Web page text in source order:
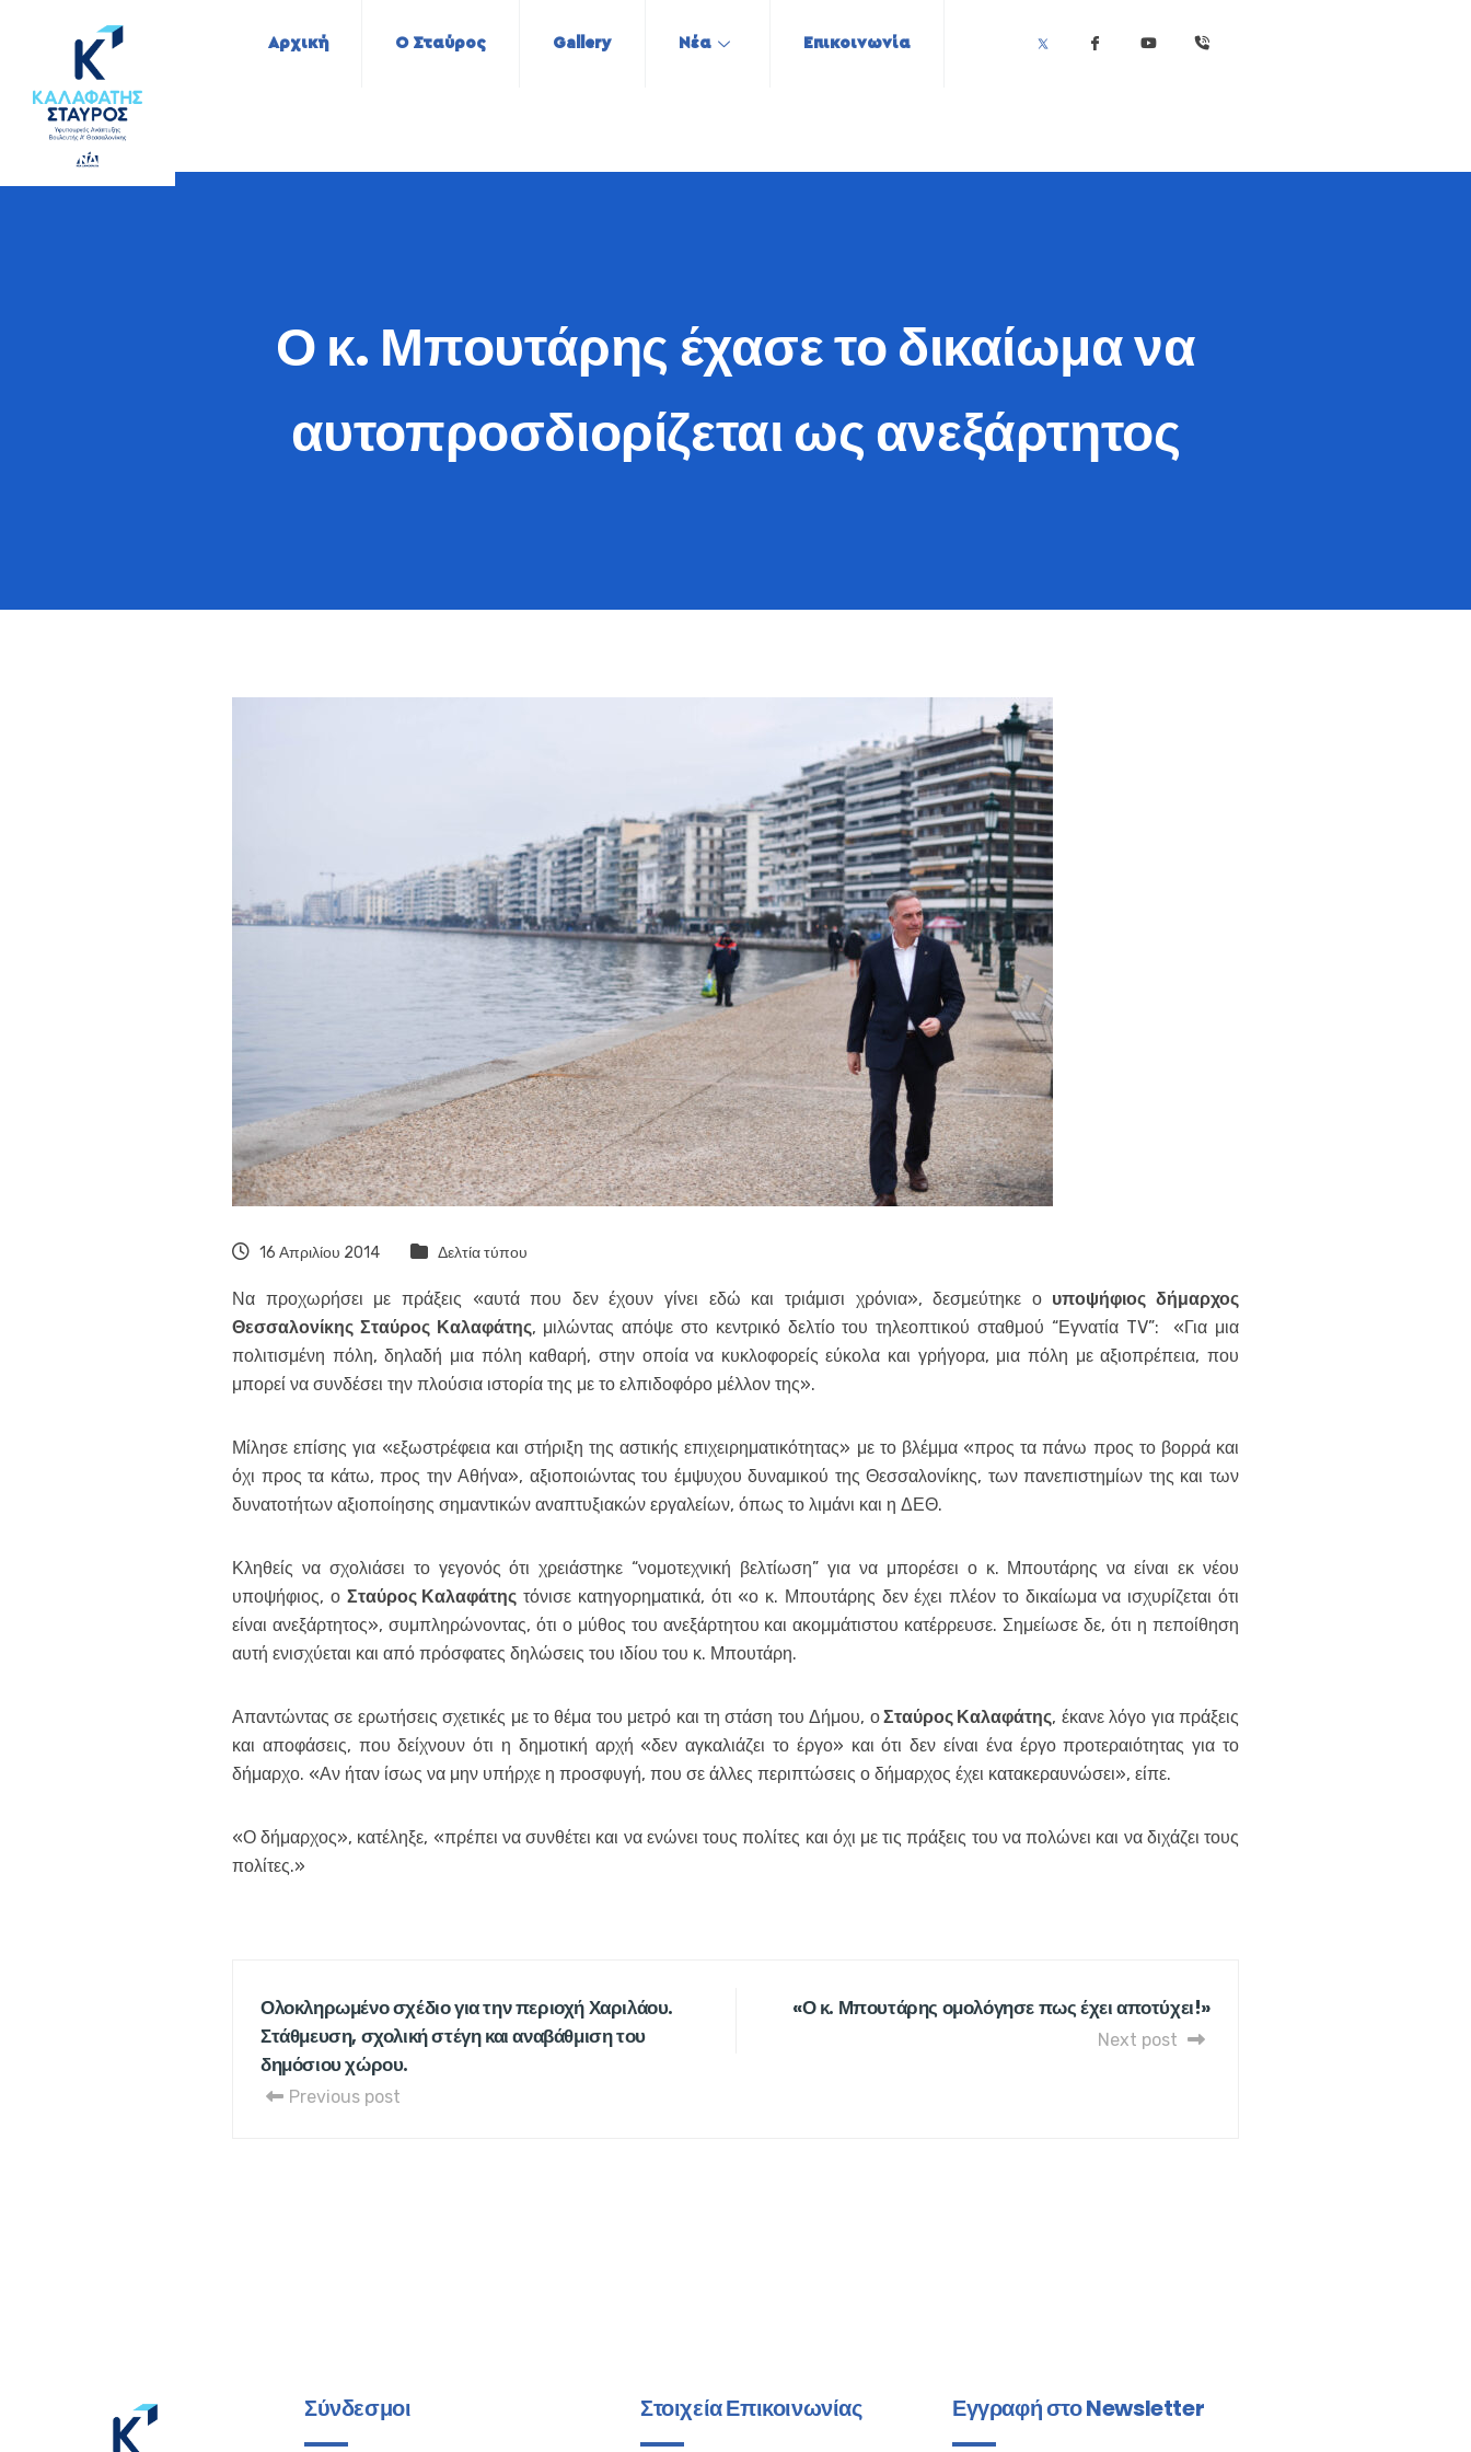
Αρχική Ο Σταύρος Gallery Νέα Επικοινωνία
Ο κ. Μπουτάρης έχασε το δικαίωμα να
αυτοπροσδιορίζεται ως ανεξάρτητος
16 Απριλίου 2014 Δελτία τύπου
Να προχωρήσει με πράξεις «αυτά που δεν έχουν γίνει εδώ και τριάμισι χρόνια», δεσμεύτηκε ο υποψήφιος δήμαρχος
Θεσσαλονίκης Σταύρος Καλαφάτης, μιλώντας απόψε στο κεντρικό δελτίο του τηλεοπτικού σταθμού “Εγνατία TV”: «Για μια
πολιτισμένη πόλη, δηλαδή μια πόλη καθαρή, στην οποία να κυκλοφορείς εύκολα και γρήγορα, μια πόλη με αξιοπρέπεια, που
μπορεί να συνδέσει την πλούσια ιστορία της με το ελπιδοφόρο μέλλον της».
Μίλησε επίσης για «εξωστρέφεια και στήριξη της αστικής επιχειρηματικότητας» με το βλέμμα «προς τα πάνω προς το βορρά και
όχι προς τα κάτω, προς την Αθήνα», αξιοποιώντας του έμψυχου δυναμικού της Θεσσαλονίκης, των πανεπιστημίων της και των
δυνατοτήτων αξιοποίησης σημαντικών αναπτυξιακών εργαλείων, όπως το λιμάνι και η ΔΕΘ.
Κληθείς να σχολιάσει το γεγονός ότι χρειάστηκε “νομοτεχνική βελτίωση” για να μπορέσει ο κ. Μπουτάρης να είναι εκ νέου
υποψήφιος, ο Σταύρος Καλαφάτης τόνισε κατηγορηματικά, ότι «ο κ. Μπουτάρης δεν έχει πλέον το δικαίωμα να ισχυρίζεται ότι
είναι ανεξάρτητος», συμπληρώνοντας, ότι ο μύθος του ανεξάρτητου και ακομμάτιστου κατέρρευσε. Σημείωσε δε, ότι η πεποίθηση
αυτή ενισχύεται και από πρόσφατες δηλώσεις του ιδίου του κ. Μπουτάρη.
Απαντώντας σε ερωτήσεις σχετικές με το θέμα του μετρό και τη στάση του Δήμου, οΣταύρος Καλαφάτης, έκανε λόγο για πράξεις
και αποφάσεις, που δείχνουν ότι η δημοτική αρχή «δεν αγκαλιάζει το έργο» και ότι δεν είναι ένα έργο προτεραιότητας για το
δήμαρχο. «Αν ήταν ίσως να μην υπήρχε η προσφυγή, που σε άλλες περιπτώσεις ο δήμαρχος έχει κατακεραυνώσει», είπε.
«Ο δήμαρχος», κατέληξε, «πρέπει να συνθέτει και να ενώνει τους πολίτες και όχι με τις πράξεις του να πολώνει και να διχάζει τους
πολίτες.»
Ολοκληρωμένο σχέδιο για την περιοχή Χαριλάου.
Στάθμευση, σχολική στέγη και αναβάθμιση του
δημόσιου χώρου.
Previous post
«Ο κ. Μπουτάρης ομολόγησε πως έχει αποτύχει!»
Next post
Σύνδεσμοι Στοιχεία Επικοινωνίας Εγγραφή στο Newsletter